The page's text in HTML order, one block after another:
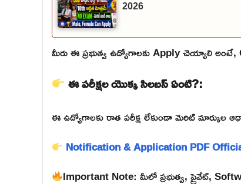
2026
మీరు ఈ ప్రభుత్వ ఉద్యోగాలకు Apply చెయ్యాలి
ఈ పరీక్షల యొక్క సిలబస్ ఏంటి?:
ఈ ఉద్యోగాలకు రాత పరీక్ష లేకుండా మెరిట్ మార్కుల
Notification & Application PDF
Important Note: మీలో ప్రభుత్వ, ప్రైవేట్,